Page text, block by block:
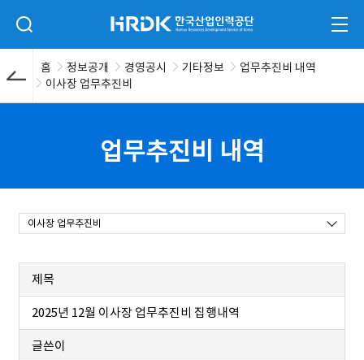
검색 입력폼 열기 HRDK 한국산업인력공단 전체
홈 정보공개 경영공시 기타정보
업무추진비 내역
이사장 업무추진비
업무추진비 내역
이사장 업무추진비
제목
2025년 12월 이사장 업무추진비 집행내역
글쓴이